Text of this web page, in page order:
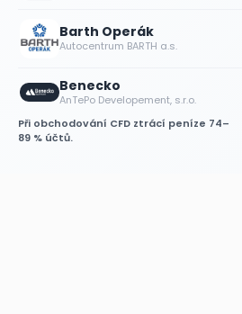
Barth Operák
Autocentrum BARTH a.s.
Benecko
AnTePo Developement, s.r.o.
Při obchodování CFD ztrácí peníze 74–
89 % účtů.